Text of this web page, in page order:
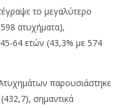
το μεγαλύτερο
ατυχήματα),
64 ετών (43,3% με 574
παρουσιάστηκε
σημαντικά